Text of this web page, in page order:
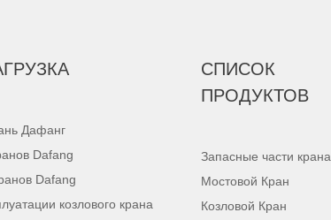
Дафанг
Dafang
Dafang
козлового крана
СПИСОК
ПРОДУКТОВ
Запасные части крана
Мостовой Кран
Козловой Кран